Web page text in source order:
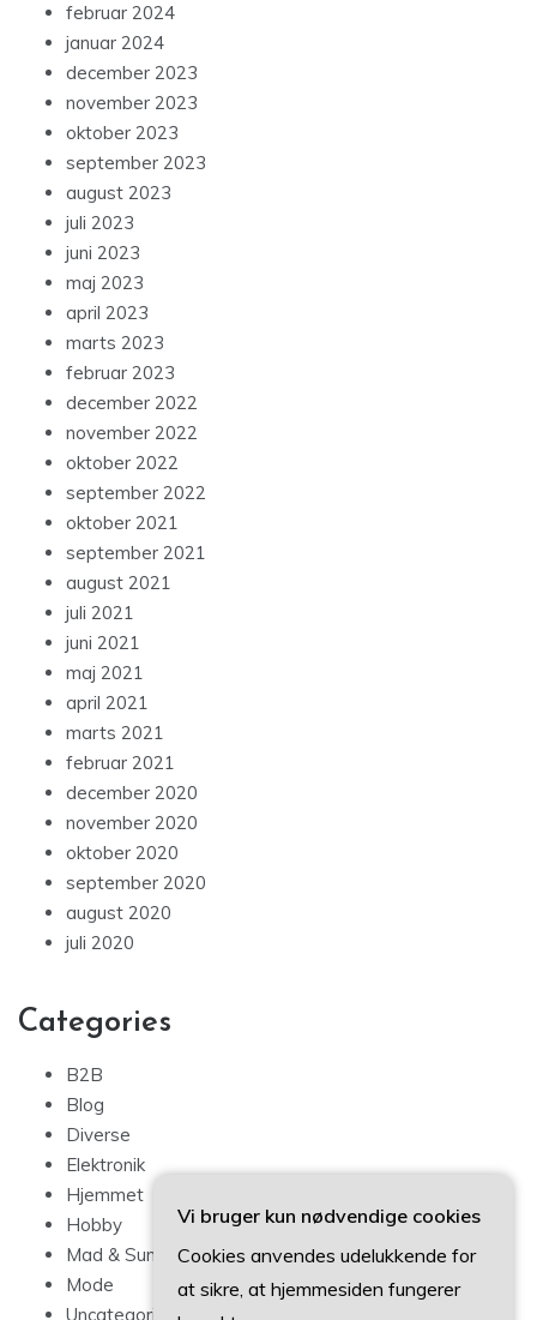
februar 2024
januar 2024
december 2023
november 2023
oktober 2023
september 2023
august 2023
juli 2023
juni 2023
maj 2023
april 2023
marts 2023
februar 2023
december 2022
november 2022
oktober 2022
september 2022
oktober 2021
september 2021
august 2021
juli 2021
juni 2021
maj 2021
april 2021
marts 2021
februar 2021
december 2020
november 2020
oktober 2020
september 2020
august 2020
juli 2020
Categories
B2B
Blog
Diverse
Elektronik
Hjemmet
Hobby
Mad & Sundhed
Mode
Uncategorized
Vi bruger kun nødvendige cookies
Cookies anvendes udelukkende for
at sikre, at hjemmesiden fungerer